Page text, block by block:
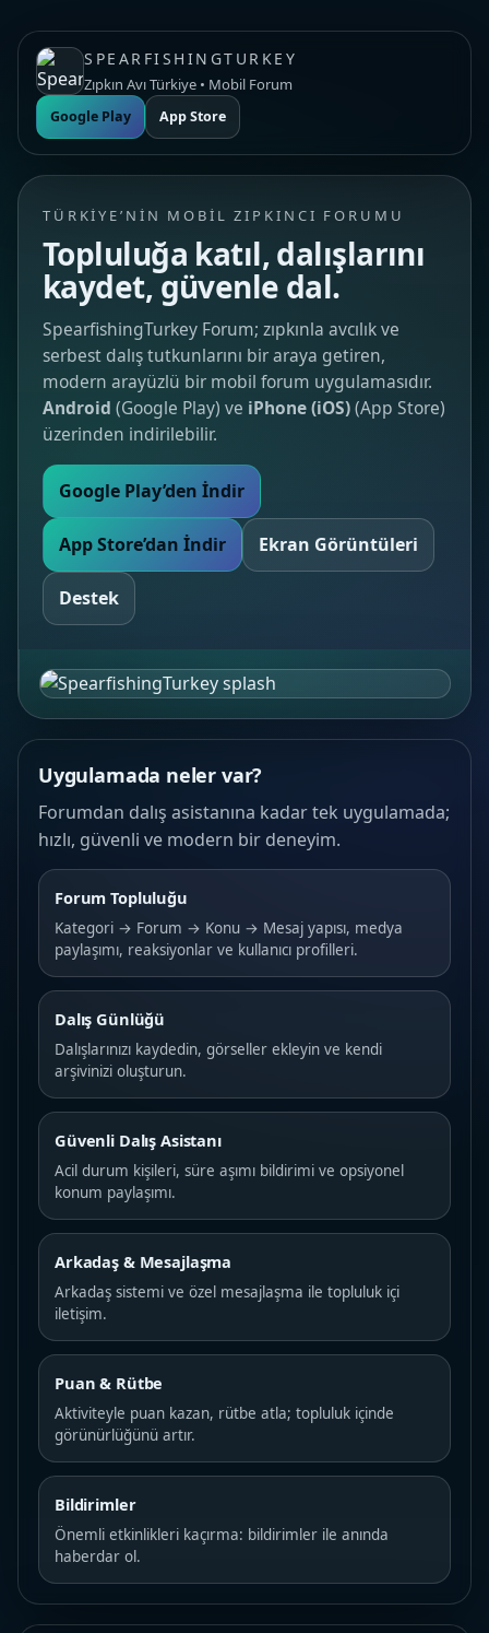
SPEARFISHINGTURKEY
Zıpkın Avı Türkiye • Mobil Forum
Google Play App Store
TÜRKIYE’NIN MOBIL ZIPKINCI FORUMU
Topluluğa katıl, dalışlarını
kaydet, güvenle dal.
SpearfishingTurkey Forum; zıpkınla avcılık ve
serbest dalış tutkunlarını bir araya getiren,
modern arayüzlü bir mobil forum uygulamasıdır.
Android (Google Play) ve iPhone (iOS)(App Store)
üzerinden indirilebilir.
Google Play’den İndir
App Store’dan İndir Ekran Görüntüleri
Destek
Uygulamada neler var?
Forumdan dalış asistanına kadar tek uygulamada;
hızlı, güvenli ve modern bir deneyim.
Forum Topluluğu
Kategori → Forum → Konu → Mesaj yapısı, medya
paylaşımı, reaksiyonlar ve kullanıcı profilleri.
Dalış Günlüğü
Dalışlarınızı kaydedin, görseller ekleyin ve kendi
arşivinizi oluşturun.
Güvenli Dalış Asistanı
Acil durum kişileri, süre aşımı bildirimi ve opsiyonel
konum paylaşımı.
Arkadaş & Mesajlaşma
Arkadaş sistemi ve özel mesajlaşma ile topluluk içi
iletişim.
Puan & Rütbe
Aktiviteyle puan kazan, rütbe atla; topluluk içinde
görünürlüğünü artır.
Bildirimler
Önemli etkinlikleri kaçırma: bildirimler ile anında
haberdar ol.